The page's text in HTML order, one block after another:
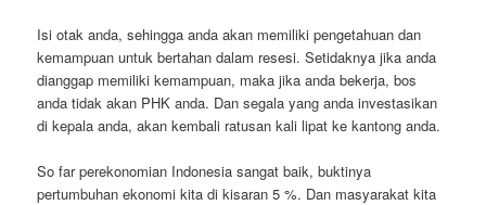
Isi otak anda, sehingga anda akan memiliki pengetahuan dan
kemampuan untuk bertahan dalam resesi. Setidaknya jika anda
dianggap memiliki kemampuan, maka jika anda bekerja, bos
anda tidak akan PHK anda. Dan segala yang anda investasikan
di kepala anda, akan kembali ratusan kali lipat ke kantong anda.
So far perekonomian Indonesia sangat baik, buktinya
pertumbuhan ekonomi kita di kisaran 5 %. Dan masyarakat kita